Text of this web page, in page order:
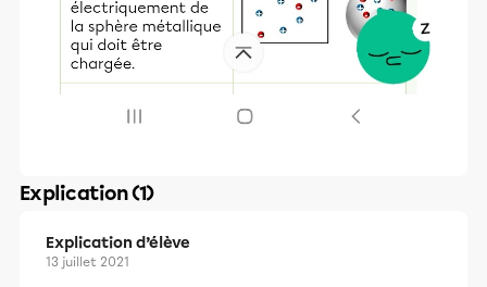
Explication (1)
Explication d’élève
13 juillet 2021